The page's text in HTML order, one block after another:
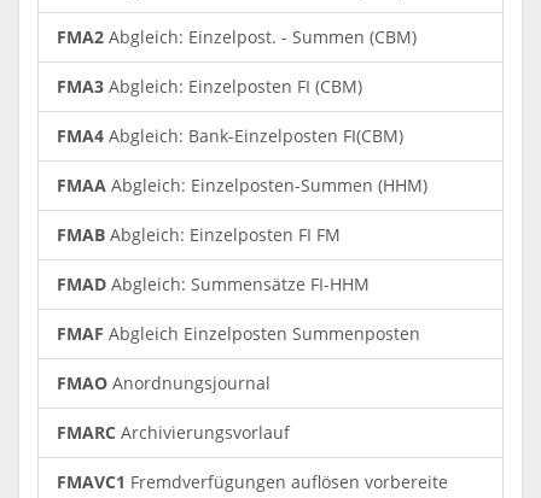
FMA2 Abgleich: Einzelpost. - Summen (CBM)
FMA3 Abgleich: Einzelposten FI (CBM)
FMA4 Abgleich: Bank-Einzelposten FI(CBM)
FMAA Abgleich: Einzelposten-Summen (HHM)
FMAB Abgleich: Einzelposten FI FM
FMAD Abgleich: Summensätze FI-HHM
FMAF Abgleich Einzelposten Summenposten
FMAO Anordnungsjournal
FMARC Archivierungsvorlauf
FMAVC1 Fremdverfügungen auflösen vorbereite